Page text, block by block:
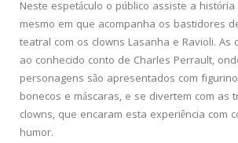
Neste espetáculo o público assiste a
mesmo em que acompanha os bastidores
teatral com os clowns Lasanha e Ravioli. As
ao conhecido conto de Charles Perrault,
personagens são apresentados com
bonecos e máscaras, e se divertem com as
clowns, que encaram esta experiência com
humor.